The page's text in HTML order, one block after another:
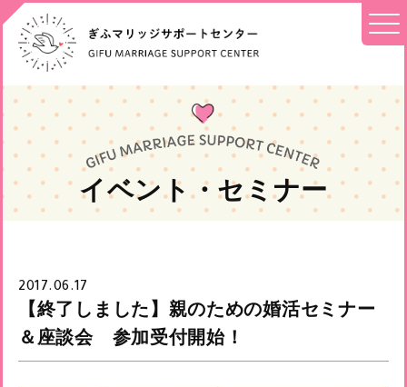
イベント・セミナー
2017.06.17
【終了しました】親のための婚活セミナー
＆座談会 参加受付開始！